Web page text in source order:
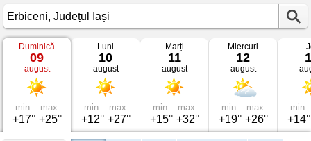
Vremea
Erbiceni
Județul
Iași
Duminică
09
august
min.
+17°
max.
+25°
Luni
10
august
min.
+12°
max.
+27°
Marți
11
august
min.
+15°
max.
+32°
Miercuri
12
august
min.
+19°
max.
+26°
min.
+14°